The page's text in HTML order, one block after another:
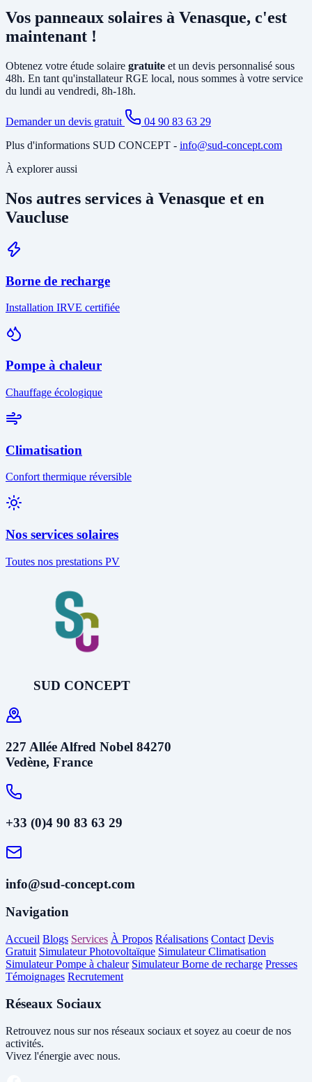
existant et le tirage de câbles DC depuis la toiture. Si votre tableau
est ancien ou sous-dimensionné, une mise à jour partielle peut être
nécessaire. Notre étude gratuite à Venasque identifie tous les travaux
Vos panneaux solaires à Venasque, c'est
maintenant !
Obtenez votre étude solaire gratuite et un devis personnalisé sous
48h. En tant qu'installateur RGE local, nous sommes à votre service
du lundi au vendredi, 8h-18h.
Demander un devis gratuit
04 90 83 63 29
Plus d'informations SUD CONCEPT - info@sud-concept.com
À explorer aussi
Nos autres services à Venasque et en
Vaucluse
Borne de recharge
Installation IRVE certifiée
Pompe à chaleur
Chauffage écologique
Climatisation
Confort thermique réversible
Nos services solaires
Toutes nos prestations PV
SUD CONCEPT
227 Allée Alfred Nobel 84270
Vedène, France
+33 (0)4 90 83 63 29
info@sud-concept.com
Navigation
Accueil Blogs Services À Propos Réalisations Contact Devis
Gratuit Simulateur Photovoltaïque Simulateur Climatisation
Simulateur Pompe à chaleur Simulateur Borne de recharge Presses
Témoignages Recrutement
Réseaux Sociaux
Retrouvez nous sur nos réseaux sociaux et soyez au coeur de nos
activités.
Vivez l'énergie avec nous.